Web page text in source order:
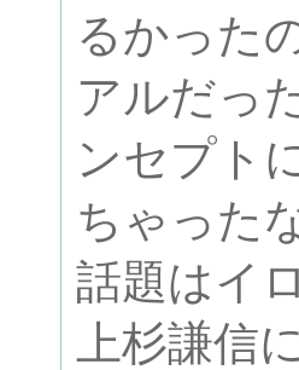
るかった
アルだっ
ンセプト
ちゃった
話題はイ
上杉謙信